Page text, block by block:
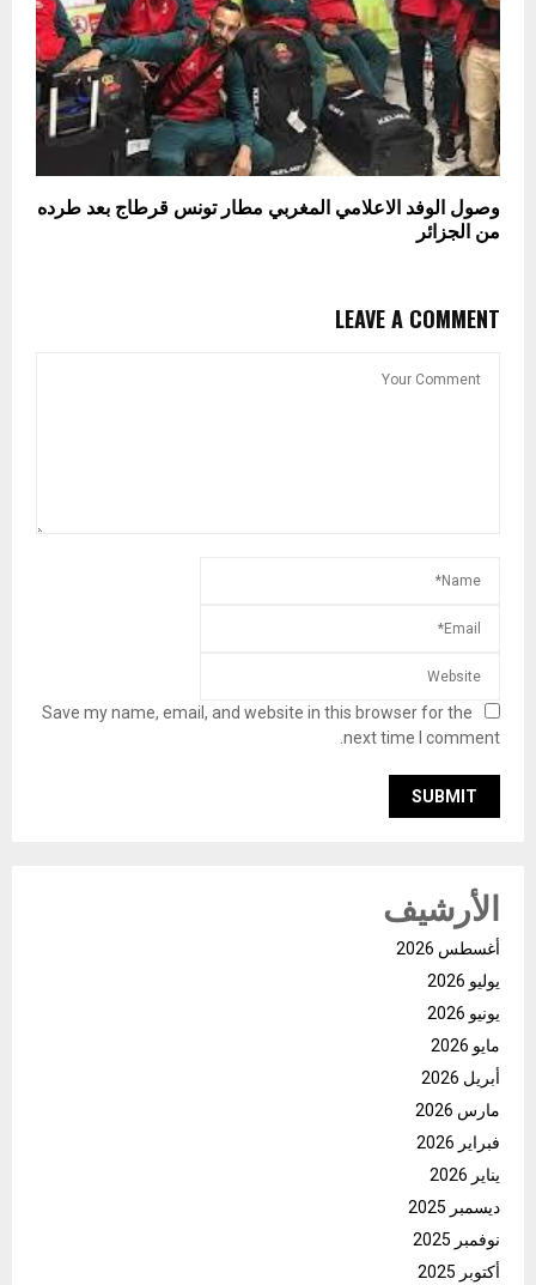
وصول الوفد الاعلامي المغربي مطار تونس قرطاج بعد طرده
من الجزائر
LEAVE A COMMENT
Save my name, email, and website in this browser for the
next time I comment.
الأرشيف
أغسطس 2026
يوليو 2026
يونيو 2026
مايو 2026
أبريل 2026
مارس 2026
فبراير 2026
يناير 2026
ديسمبر 2025
نوفمبر 2025
أكتوبر 2025